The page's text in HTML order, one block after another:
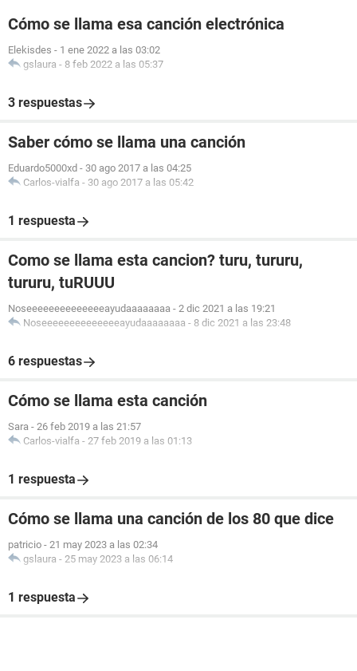
Cómo se llama esa canción electrónica
Elekisdes - 1 ene 2022 a las 03:02
gslaura - 8 feb 2022 a las 05:37
3 respuestas
Saber cómo se llama una canción
Eduardo5000xd - 30 ago 2017 a las 04:25
Carlos-vialfa - 30 ago 2017 a las 05:42
1 respuesta
Como se llama esta cancion? turu, tururu,
tururu, tuRUUU
Noseeeeeeeeeeeeeeayudaaaaaaaa - 2 dic 2021 a las 19:21
Noseeeeeeeeeeeeeeayudaaaaaaaa - 8 dic 2021 a las 23:48
6 respuestas
Cómo se llama esta canción
Sara - 26 feb 2019 a las 21:57
Carlos-vialfa - 27 feb 2019 a las 01:13
1 respuesta
Cómo se llama una canción de los 80 que dice
patricio - 21 may 2023 a las 02:34
gslaura - 25 may 2023 a las 06:14
1 respuesta